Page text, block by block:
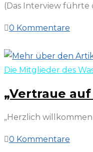
(Das Interview führte
0 Kommentare
Die Mitglieder des
„Vertraue
„Herzlich
0 Kommentare